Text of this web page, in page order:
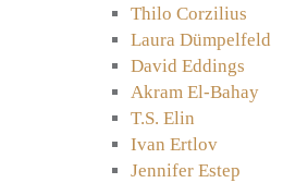
Thilo Corzilius
Laura Dümpelfeld
David Eddings
Akram El-Bahay
T.S. Elin
Ivan Ertlov
Jennifer Estep